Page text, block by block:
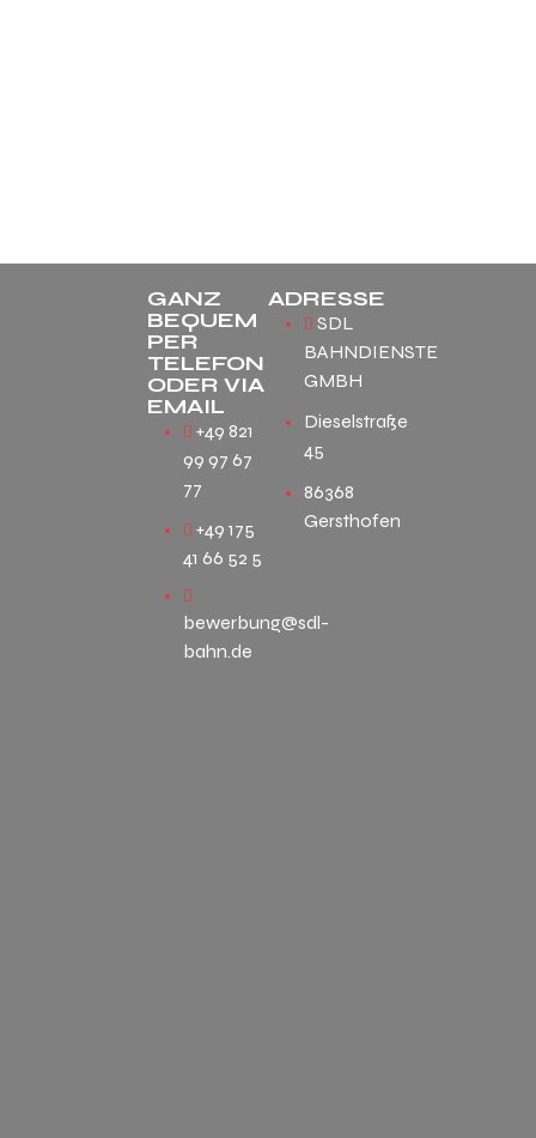
GANZ
BEQUEM
PER
TELEFON
ODER VIA
EMAIL
+49 821
99 97 67
77
+49 175
41 66 52 5
bewerbung@sdl-
bahn.de
ADRESSE
SDL
BAHNDIENSTE
GMBH
Dieselstraße
45
86368
Gersthofen